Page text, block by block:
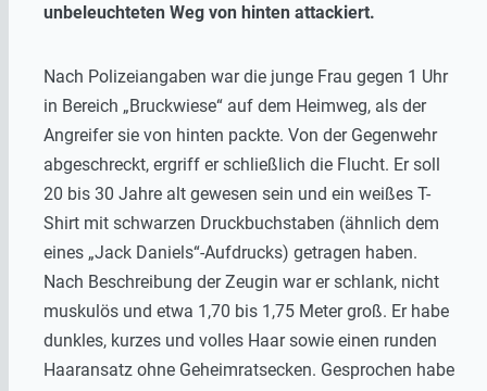
unbeleuchteten Weg von hinten attackiert.
Nach Polizeiangaben war die junge Frau gegen 1 Uhr
in Bereich „Bruckwiese“ auf dem Heimweg, als der
Angreifer sie von hinten packte. Von der Gegenwehr
abgeschreckt, ergriff er schließlich die Flucht. Er soll
20 bis 30 Jahre alt gewesen sein und ein weißes T-
Shirt mit schwarzen Druckbuchstaben (ähnlich dem
eines „Jack Daniels“-Aufdrucks) getragen haben.
Nach Beschreibung der Zeugin war er schlank, nicht
muskulös und etwa 1,70 bis 1,75 Meter groß. Er habe
dunkles, kurzes und volles Haar sowie einen runden
Haaransatz ohne Geheimratsecken. Gesprochen habe